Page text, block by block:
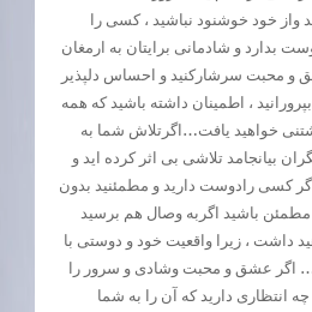
واز خود خوشنود نباشید ، کسی را
بدارد و شادمانی برایتان به ارمغان
و محبت سرشارکنید و احساس دلپذیر
، اطمینان داشته باشید که همه
خواهید یافت…اگرتلاش شما به
بیانجامد تلاشی بی اثر کرده اید و
کسی رادوست دارید و مطمئنید بدون
مطمئن باشید اگربه وصال هم برسید
داشت ، زیرا واقعیت خود و دوستی با
… اگر عشق و محبت وشادی و سرور را
چه انتظاری دارید که آن را به شما